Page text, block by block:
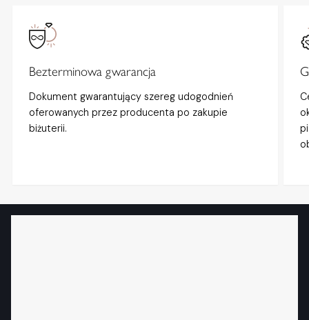
Bezterminowa gwarancja
Dokument gwarantujący szereg udogodnień
oferowanych przez producenta po zakupie
biżuterii.